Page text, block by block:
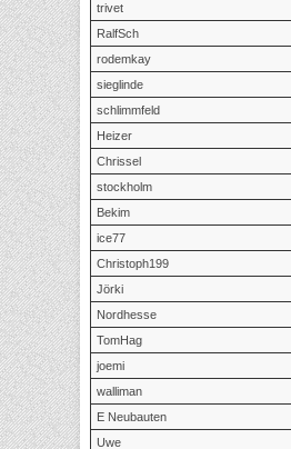
trivet
RalfSch
rodemkay
sieglinde
schlimmfeld
Heizer
Chrissel
stockholm
Bekim
ice77
Christoph199
Jörki
Nordhesse
TomHag
joemi
walliman
E Neubauten
Uwe